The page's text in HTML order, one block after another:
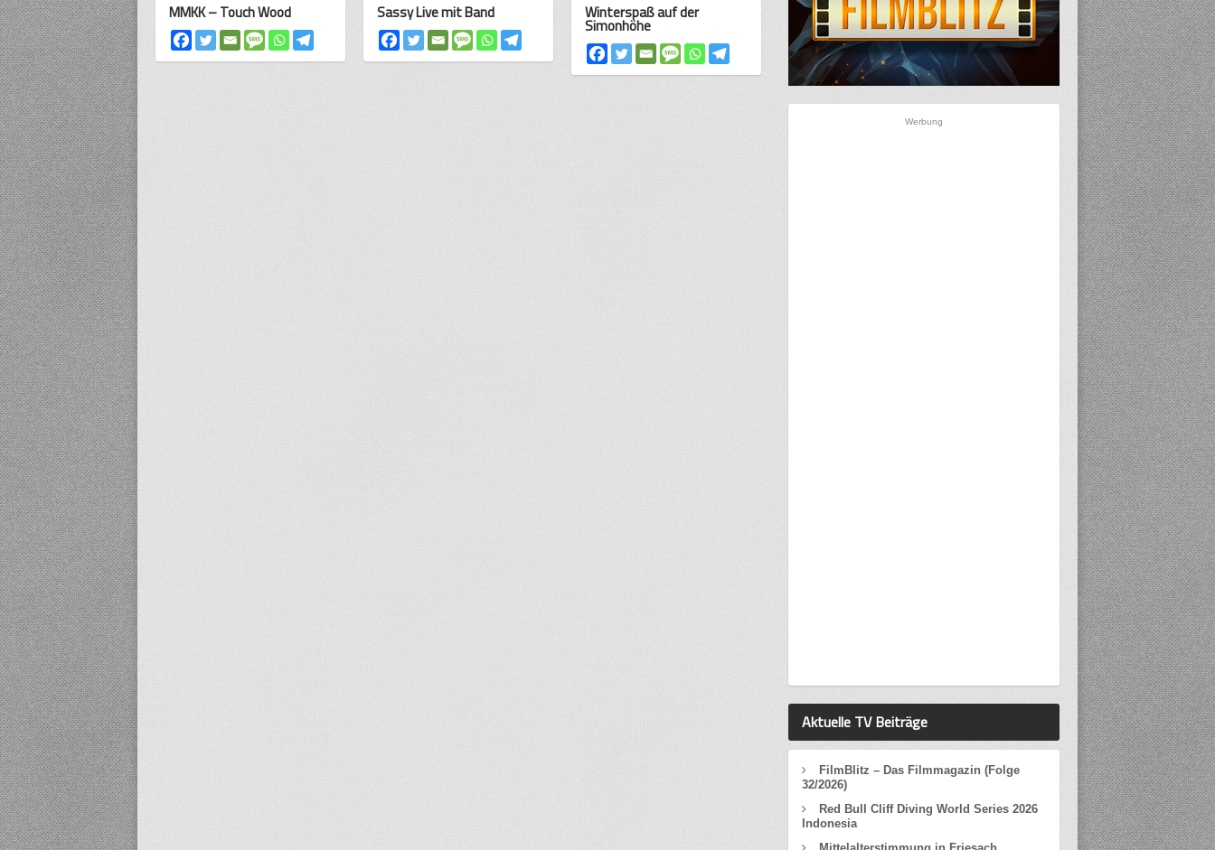
MMKK – Touch Wood Sassy Live mit Band Winterspaß auf der
Simonhöhe
Werbung
Aktuelle TV Beiträge
FilmBlitz – Das Filmmagazin (Folge
32/2026)
Red Bull Cliff Diving World Series 2026
Indonesia